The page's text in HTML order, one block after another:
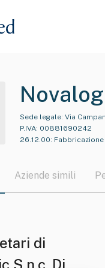
Sede legale: Via
P.IVA: 00881690242
26.12.00:
Aziende simili
di
S.n.c. Di